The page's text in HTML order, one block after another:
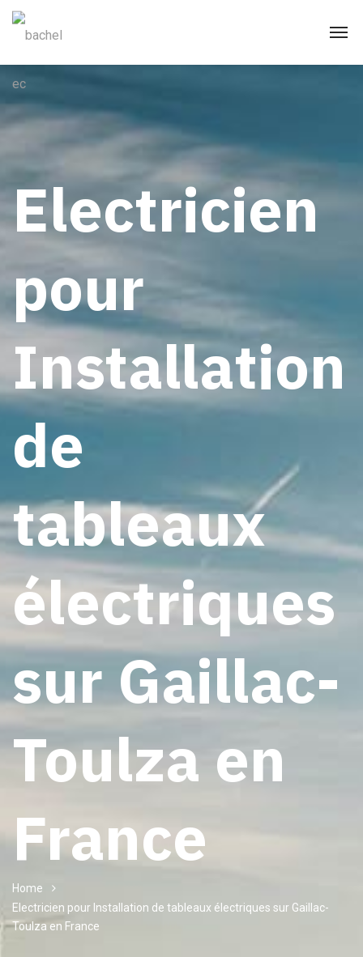
Electricien
pour
Installation
de
tableaux
électriques
sur Gaillac-
Toulza en
France
Home
Electricien pour Installation de tableaux électriques sur Gaillac-
Toulza en France